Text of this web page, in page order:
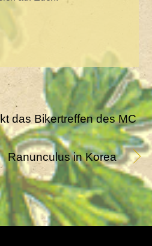
das Bikertreffen des MC
Ranunculus in Korea